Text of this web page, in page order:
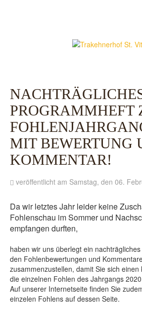
PROGRAMMHEFT
MIT BEWERTUNG
KOMMENTAR!
veröffentlicht am Samstag, den 06.
Da wir letztes Jahr leider keine
Fohlenschau im Sommer und
empfangen durften,
haben wir uns überlegt ein
den Fohlenbewertungen und
zusammenzustellen, damit Sie sich
die einzelnen Fohlen des Jahrgangs
Auf unserer Internetseite finden Sie
einzelen Fohlens auf dessen Seite.